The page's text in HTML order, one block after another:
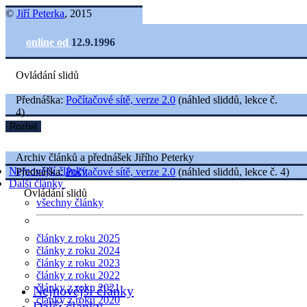
© Jiří Peterka, 2015
online od 12.9.1996
Ovládání slidů
Nejnovější články
Další články
všechny články
články z roku 2025
články z roku 2024
články z roku 2023
články z roku 2022
články z roku 2021
články z roku 2020
Přednáška: Počítačové sítě, verze 2.0 (náhled sliddů, lekce č.
4)
Rozbal
Archiv článků a přednášek Jiřího Peterky
Přednáška:Počítačové sítě, verze 2.0 (náhled sliddů, lekce č. 4)
Ovládání slidů
Nejnovější články